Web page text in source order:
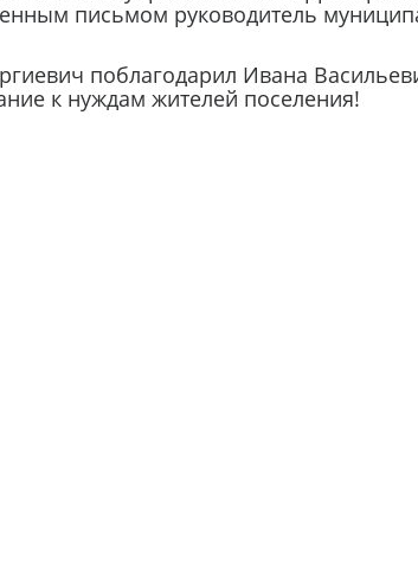
письмом руководитель
поблагодарил Ивана
к нуждам жителей поселения!